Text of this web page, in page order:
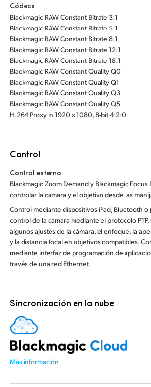
Códecs
Blackmagic RAW Constant Bitrate 3:1
Blackmagic RAW Constant Bitrate 5:1
Blackmagic RAW Constant Bitrate 8:1
Blackmagic RAW Constant Bitrate 12:1
Blackmagic RAW Constant Bitrate 18:1
Blackmagic RAW Constant Quality Q0
Blackmagic RAW Constant Quality Q1
Blackmagic RAW Constant Quality Q3
Blackmagic RAW Constant Quality Q5
H.264 Proxy in 1920 x 1080, 8-bit 4:2:0
Control
Control externo
Blackmagic Zoom Demand y Blackmagic Focus
controlar la cámara y el objetivo desde las
Control mediante dispositivos iPad, Bluetooth o
control de la cámara mediante el protocolo
algunos ajustes de la cámara, el enfoque, la
y la distancia focal en objetivos compatibles.
mediante interfaz de programación de
través de una red Ethernet.
Sincronización en la nube
Más información